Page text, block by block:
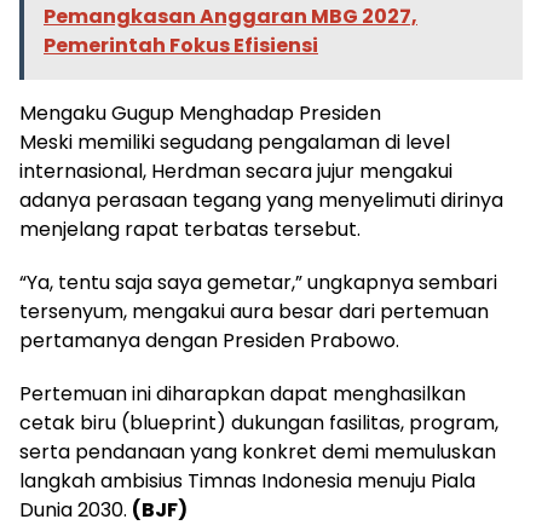
Pemangkasan Anggaran MBG 2027,
Pemerintah Fokus Efisiensi
Mengaku Gugup Menghadap Presiden
Meski memiliki segudang pengalaman di level
internasional, Herdman secara jujur mengakui
adanya perasaan tegang yang menyelimuti dirinya
menjelang rapat terbatas tersebut.
“Ya, tentu saja saya gemetar,” ungkapnya sembari
tersenyum, mengakui aura besar dari pertemuan
pertamanya dengan Presiden Prabowo.
Pertemuan ini diharapkan dapat menghasilkan
cetak biru (blueprint) dukungan fasilitas, program,
serta pendanaan yang konkret demi memuluskan
langkah ambisius Timnas Indonesia menuju Piala
Dunia 2030. (BJF)